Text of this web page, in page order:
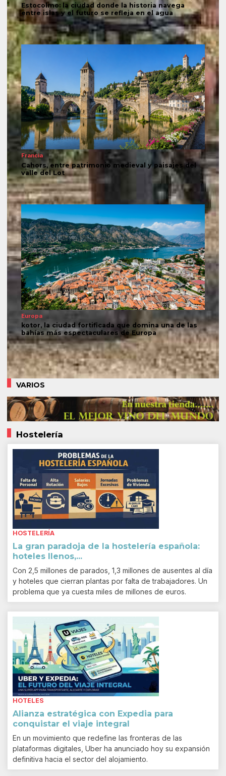
Estocolmo: la ciudad donde la historia navega
entre islas y el futuro se refleja en el agua
Francia
Cahors, entre patrimonio medieval y paisajes del
valle del Lot
Europa
kotor, la ciudad fortificada que domina una de las
bahías más espectaculares de Europa
VARIOS
Hostelería
HOSTELERÍA
La gran paradoja de la hostelería española:
hoteles llenos,...
Con 2,5 millones de parados, 1,3 millones de ausentes al día
y hoteles que cierran plantas por falta de trabajadores. Un
problema que ya cuesta miles de millones de euros.
HOTELES
Alianza estratégica con Expedia para
conquistar el viaje integral
En un movimiento que redefine las fronteras de las
plataformas digitales, Uber ha anunciado hoy su expansión
definitiva hacia el sector del alojamiento.